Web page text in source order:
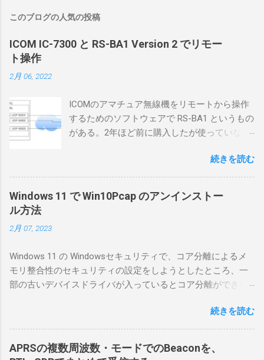
このブログの人気の投稿
ICOM IC-7300 と RS-BA1 Version 2 でリモー
ト操作
2月 06, 2022
ICOMのアマチュア無線機をリモートから操作
するためのソフトウェアで RS-BA1 というもの
がある。2年ほど前に購入したが使っていなか
としているので、リモートから操作できる無
線局構築のために、真面目に使ってみること
くだろうと思ったのだが、ちっともそんなに
合は、下記のこれらものが必要である ICOMの
無線機。 今回は私が持っているIC-7300を使
う。 無線機側(サーバ側) のWindows PC。 今
を入れて使っている。 TPMとか入っているの
でBitLockerのDisk暗号化もでき、遠隔地で盗難
にあってもデータ流出の危険性が少ないかな
続きを読む
Windows 11 で Win10Pcap のアンインストー
ル方法
2月 07, 2023
Windows 11 の Windowsセキュリティで、コア分離によるメ
モリ整合性のセキュリティの設定をしようとしたところ、一
部の古いデバイスドライバが入っているとコア分離ができな
で利用する Win10Pcap.sys が入っているためにコア分離がで
きないとエラーが出ておりました。 アンインストールのプロ
グラムなどを走らせてもアンインストールできなかったの
で、どのように実行すればよいのか調べながら実施しまし
続きを読む
APRSの複数周波数・モードでのBeaconを、